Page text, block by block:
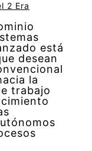
2 Era
está
desean
la
trabajo